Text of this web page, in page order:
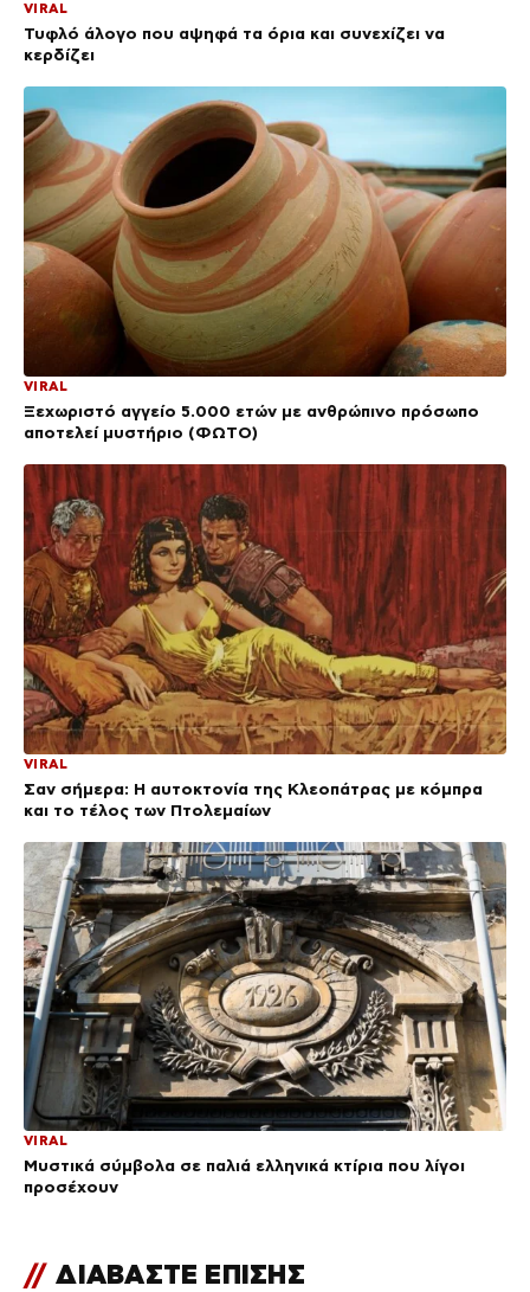
VIRAL
Τυφλό άλογο που αψηφά τα όρια και συνεχίζει να
κερδίζει
VIRAL
Ξεχωριστό αγγείο 5.000 ετών με ανθρώπινο πρόσωπο
αποτελεί μυστήριο (ΦΩΤΟ)
VIRAL
Σαν σήμερα: Η αυτοκτονία της Κλεοπάτρας με κόμπρα
και το τέλος των Πτολεμαίων
VIRAL
Μυστικά σύμβολα σε παλιά ελληνικά κτίρια που λίγοι
προσέχουν
// ΔΙΑΒΑΣΤΕ ΕΠΙΣΗΣ